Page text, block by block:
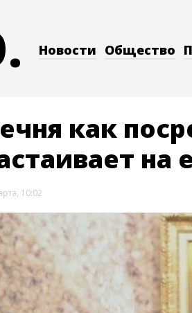
Новости Общество
как
на
10:02